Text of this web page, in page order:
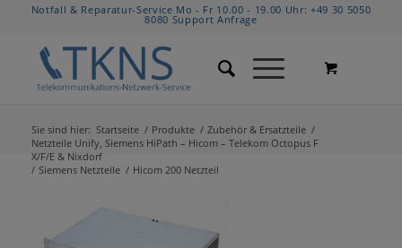
Notfall & Reparatur-Service Mo - Fr 10.00 - 19.00 Uhr:+49 30 5050
8080 Support Anfrage
Sie sind hier: Startseite / Produkte / Zubehör & Ersatzteile /
Netzteile Unify, Siemens HiPath – Hicom – Telekom Octopus F
X/F/E & Nixdorf
/ Siemens Netzteile / Hicom 200 Netzteil